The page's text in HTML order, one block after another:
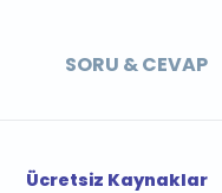
SORU & CEVAP
Ücretsiz Kaynaklar